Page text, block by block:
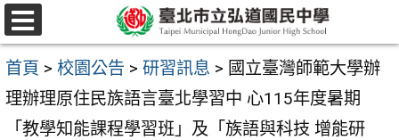
跳
至
主
要
選
單
首頁 > 校園公告 > 研習訊息 > 國立臺灣師範大學辦
理辦理原住民族語言臺北學習中 心115年度暑期
「教學知能課程學習班」及「族語與科技 增能研